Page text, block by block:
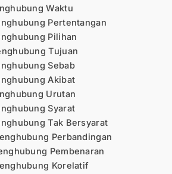
Waktu
Pertentangan
Pilihan
Tujuan
Sebab
Akibat
Urutan
Syarat
Tak Bersyarat
Perbandingan
Pembenaran
Korelatif